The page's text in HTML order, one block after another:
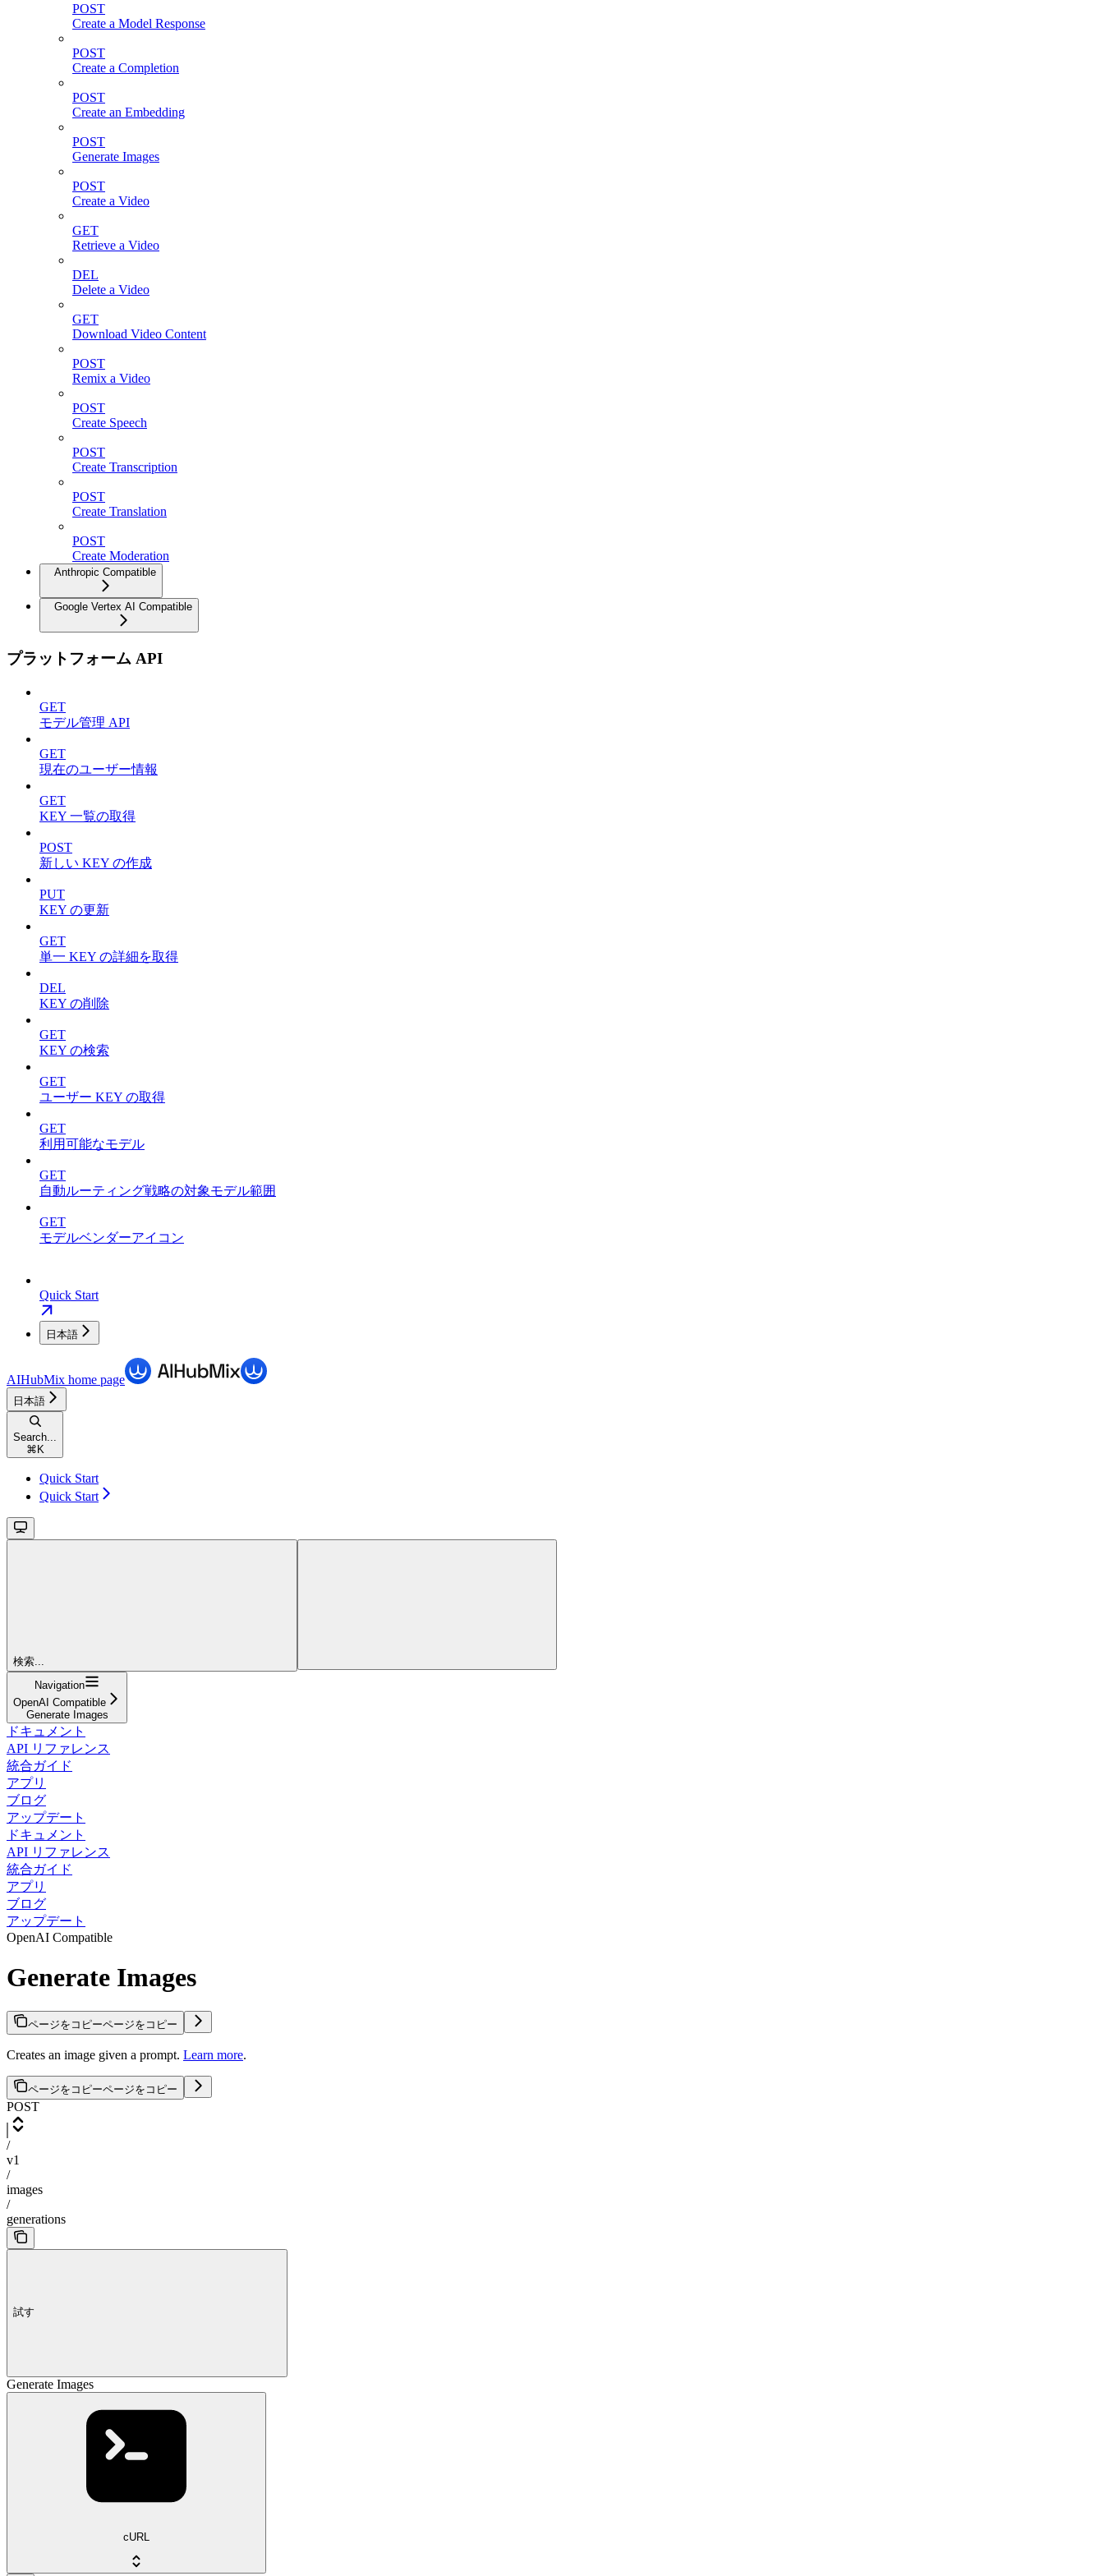
POST
Create a Model Response
POST
Create a Completion
POST
Create an Embedding
POST
Generate Images
POST
Create a Video
GET
Retrieve a Video
DEL
Delete a Video
GET
Download Video Content
POST
Remix a Video
POST
Create Speech
POST
Create Transcription
POST
Create Translation
POST
Create Moderation
Anthropic Compatible
Google Vertex AI Compatible
プラットフォーム API
GET
モデル管理 API
GET
現在のユーザー情報
GET
KEY 一覧の取得
POST
新しい KEY の作成
PUT
KEY の更新
GET
単一 KEY の詳細を取得
DEL
KEY の削除
GET
KEY の検索
GET
ユーザー KEY の取得
GET
利用可能なモデル
GET
自動ルーティング戦略の対象モデル範囲
GET
モデルベンダーアイコン
Quick Start
日本語
AIHubMix home page
日本語
Search...
⌘K
Quick Start
Quick Start
検索...
Navigation
OpenAI Compatible
Generate Images
ドキュメント
API リファレンス
統合ガイド
アプリ
ブログ
アップデート
ドキュメント
API リファレンス
統合ガイド
アプリ
ブログ
アップデート
OpenAI Compatible
Generate Images
ページをコピーページをコピー
Creates an image given a prompt. Learn more.
ページをコピーページをコピー
POST
/
v1
/
images
/
generations
試す
Generate Images
cURL